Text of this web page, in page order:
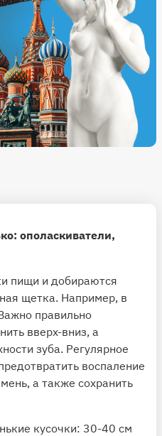
ополаскиватели,
пищи и добираются
щетка. Например, в
правильно
вверх-вниз, а
зуба. Регулярное
воспаление
а также сохранить
кусочки: 30-40 см